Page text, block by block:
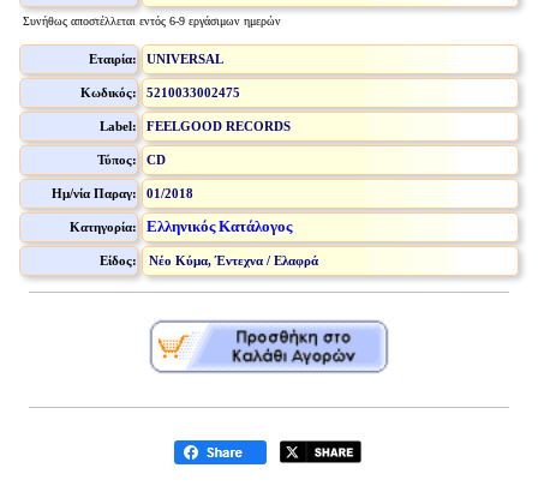
Συνήθως αποστέλλεται εντός 6-9 εργάσιμων ημερών
Εταιρία: UNIVERSAL
Κωδικός: 5210033002475
Label: FEELGOOD RECORDS
Τύπος: CD
Ημ/νία Παραγ: 01/2018
Κατηγορία: Ελληνικός Κατάλογος
Είδος: Νέο Κύμα, Έντεχνα / Ελαφρά